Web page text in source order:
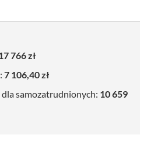
766 zł
7 106,40 zł
samozatrudnionych: 10 659